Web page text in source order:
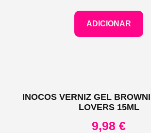
ADICIONAR
INOCOS VERNIZ GEL
LOVERS 15ML
9,98 €